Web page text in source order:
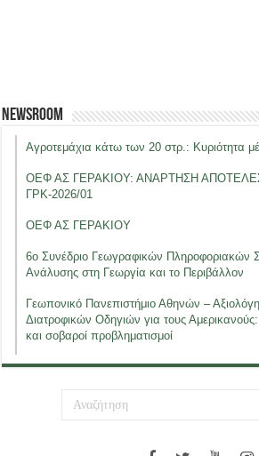
Newsroom
Αγροτεμάχια κάτω των 20 στρ.: Κυριότητα
ΟΕΦ ΑΣ ΓΕΡΑΚΙΟΥ: ΑΝΑΡΤΗΣΗ
ΓΡΚ-2026/01
ΟΕΦ ΑΣ ΓΕΡΑΚΙΟΥ
6ο Συνέδριο Γεωγραφικών Πληροφοριακών
Ανάλυσης στη Γεωργία και το Περιβάλλον
Γεωπονικό Πανεπιστήμιο Αθηνών –
Διατροφικών Οδηγιών για τους
και σοβαροί προβληματισμοί